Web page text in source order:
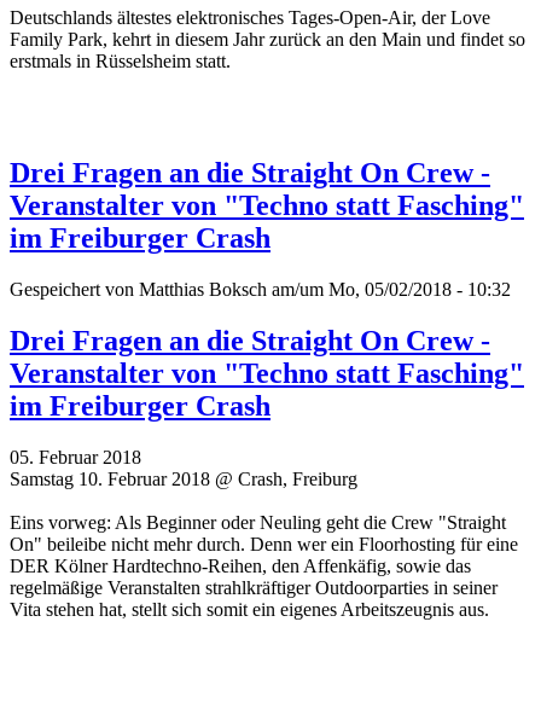
Deutschlands ältestes elektronisches Tages-Open-Air, der Love
Family Park, kehrt in diesem Jahr zurück an den Main und findet so
erstmals in Rüsselsheim statt.
Drei Fragen an die Straight On Crew -
Veranstalter von "Techno statt Fasching"
im Freiburger Crash
Gespeichert von Matthias Boksch am/um Mo, 05/02/2018 - 10:32
Drei Fragen an die Straight On Crew -
Veranstalter von "Techno statt Fasching"
im Freiburger Crash
05. Februar 2018
Samstag 10. Februar 2018 @ Crash, Freiburg
Eins vorweg: Als Beginner oder Neuling geht die Crew "Straight
On" beileibe nicht mehr durch. Denn wer ein Floorhosting für eine
DER Kölner Hardtechno-Reihen, den Affenkäfig, sowie das
regelmäßige Veranstalten strahlkräftiger Outdoorparties in seiner
Vita stehen hat, stellt sich somit ein eigenes Arbeitszeugnis aus.